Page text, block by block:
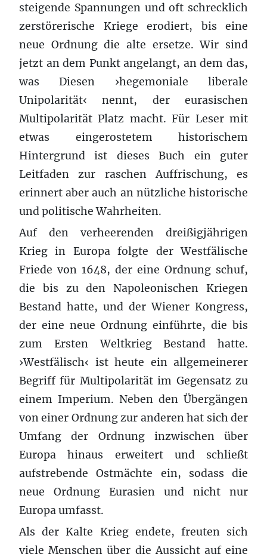
steigende Spannungen und oft schrecklich
zerstörerische Kriege erodiert, bis eine
neue Ordnung die alte ersetze. Wir sind
jetzt an dem Punkt angelangt, an dem das,
was Diesen ›hegemoniale liberale
Unipolarität‹ nennt, der eurasischen
Multipolarität Platz macht. Für Leser mit
etwas eingerostetem historischem
Hintergrund ist dieses Buch ein guter
Leitfaden zur raschen Auffrischung, es
erinnert aber auch an nützliche historische
und politische Wahrheiten.
Auf den verheerenden dreißigjährigen
Krieg in Europa folgte der Westfälische
Friede von 1648, der eine Ordnung schuf,
die bis zu den Napoleonischen Kriegen
Bestand hatte, und der Wiener Kongress,
der eine neue Ordnung einführte, die bis
zum Ersten Weltkrieg Bestand hatte.
›Westfälisch‹ ist heute ein allgemeinerer
Begriff für Multipolarität im Gegensatz zu
einem Imperium. Neben den Übergängen
von einer Ordnung zur anderen hat sich der
Umfang der Ordnung inzwischen über
Europa hinaus erweitert und schließt
aufstrebende Ostmächte ein, sodass die
neue Ordnung Eurasien und nicht nur
Europa umfasst.
Als der Kalte Krieg endete, freuten sich
viele Menschen über die Aussicht auf eine